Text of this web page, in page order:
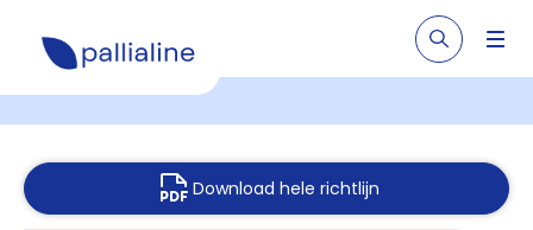
Download hele richtlijn